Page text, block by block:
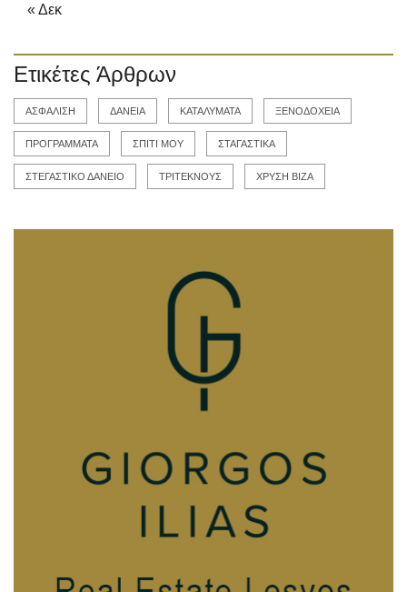
« Δεκ
Ετικέτες Άρθρων
ΑΣΦΑΛΙΣΗ ΔΑΝΕΙΑ ΚΑΤΑΛΥΜΑΤΑ ΞΕΝΟΔΟΧΕΙΑ
ΠΡΟΓΡΑΜΜΑΤΑ ΣΠΙΤΙ ΜΟΥ ΣΤΑΓΑΣΤΙΚΑ
ΣΤΕΓΑΣΤΙΚΟ ΔΑΝΕΙΟ ΤΡΙΤΕΚΝΟΥΣ ΧΡΥΣΗ ΒΙΖΑ